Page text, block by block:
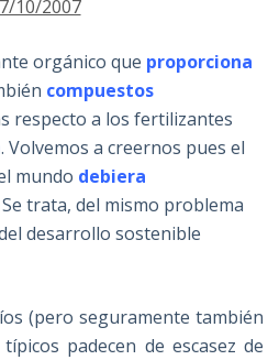
10/2007
orgánico que proporciona
compuestos
respecto a los fertilizantes
. Volvemos a creernos pues el
mundo debiera
trata, del mismo problema
desarrollo sostenible
(pero seguramente también
padecen de escasez de